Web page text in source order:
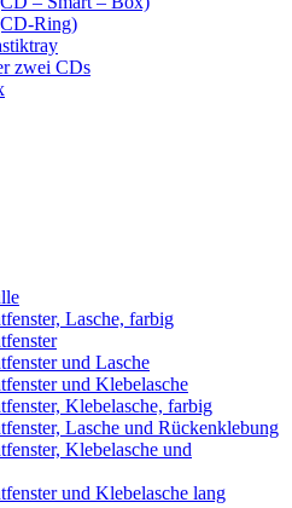
Ring)
zwei CDs
Lasche, farbig
und Lasche
und Klebelasche
Klebelasche, farbig
Lasche und Rückenklebung
Klebelasche und
und Klebelasche lang